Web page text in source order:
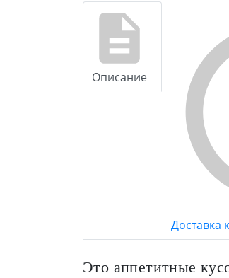
Описание
Доставка
Это аппетитные